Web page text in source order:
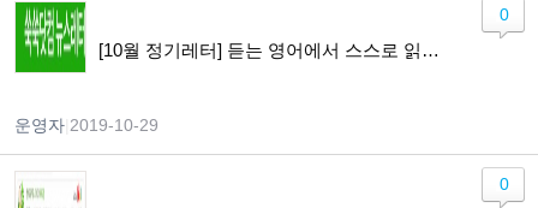
[10월 정기레터] 듣는 영어에서 스스로 읽는 영어로~ 넘어갈 수 있을까 의심하는 양육자를 위한 레터
운영자 2019-10-29
0
0